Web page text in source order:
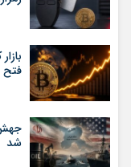
فتح ۶۵ هزار دلار
شد